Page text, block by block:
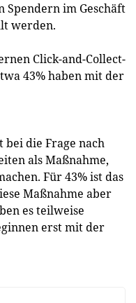
Spendern im Geschäft
werden.
Click-and-Collect-
43% haben mit der
die Frage nach
als Maßnahme,
Für 43% ist das
Maßnahme aber
es teilweise
erst mit der